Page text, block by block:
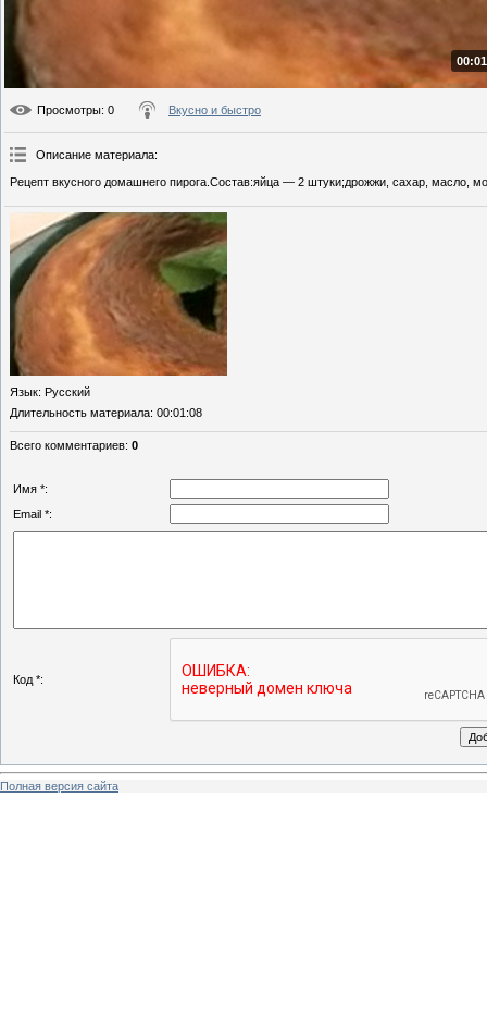
Просмотры: 0 Вкусно и быстро
Описание материала:
Рецепт вкусного домашнего пирога.Состав:яйца — 2 штуки;дрожжи, сахар, масло,
Язык: Русский
Длительность материала: 00:01:08
Всего комментариев: 0
Имя *:
Email *:
Код *:
Полная версия сайта